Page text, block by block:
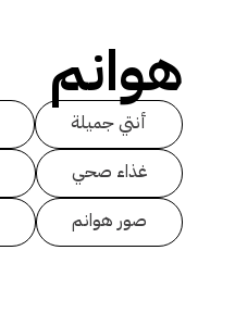
هوانم
أنتي جميلة
غذاء صحي
صور هوانم